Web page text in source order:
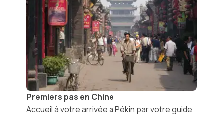
Premiers pas en Chine
Accueil à votre arrivée àPékin par votre guide